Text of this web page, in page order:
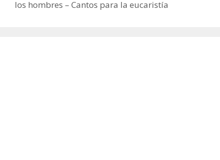
los hombres – Cantos para la eucaristía